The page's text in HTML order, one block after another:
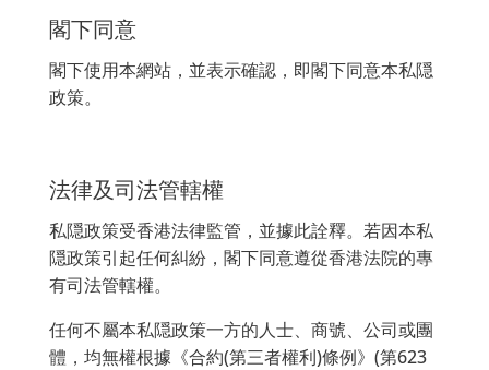
閣下同意
閣下使用本網站，並表示確認，即閣下同意本私隠
政策。
法律及司法管轄權
私隠政策受香港法律監管，並據此詮釋。若因本私
隠政策引起任何糾紛，閣下同意遵從香港法院的專
有司法管轄權。
任何不屬本私隠政策一方的人士、商號、公司或團
體，均無權根據《合約(第三者權利)條例》(第623